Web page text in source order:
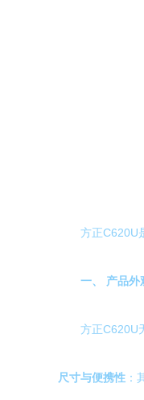
方正C620U
一、 产品外
方正C620U
尺寸与便携性 ：